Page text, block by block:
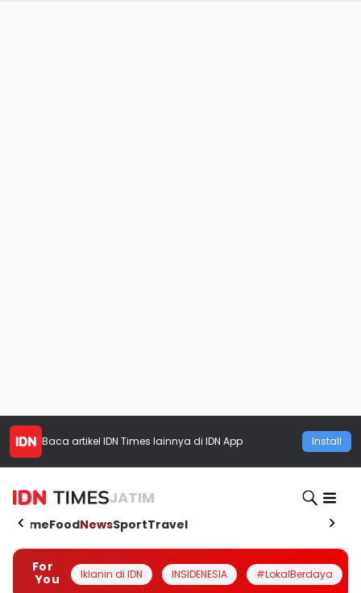
Baca artikel IDN Times lainnya di IDN App Install
JATIM
HomeFoodNewsSportTravel
For
You
Iklanin di IDN INSIDENESIA #LokalBerdaya